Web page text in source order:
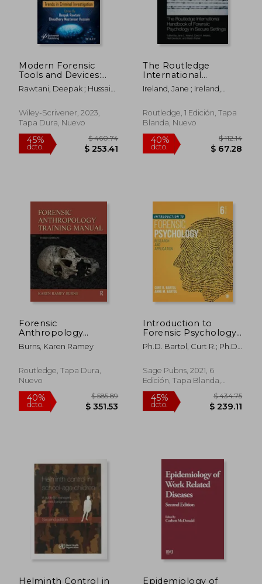
45%
dcto.
45%
dcto. $
Modern Forensic
Tools and Devices:
Trends in Criminal
Investigation (en
Rawtani, Deepak ; Hussain,
Wiley-Scrivener, 2023,
Tapa Dura, Nuevo
45% $ 460.74
The Routledge
International
Handbook of
Forensic Psychology
(Routledge
International
Inglés)
Ireland, Jane ; Ireland,
Routledge, 1 Edición, Tapa
Blanda, Nuevo
40%
Forensic
Anthropology
Training Manual (en
Inglés)
Burns, Karen Ramey
Routledge, Tapa Dura,
Nuevo
Introduction to
Forensic Psychology:
Research and
Application (en
Ph.D. Bartol, Curt R.; Ph.D.
Sage Pubns, 2021, 6
Edición, Tapa Blanda,
Nuevo
Helminth Control in Epidemiology of